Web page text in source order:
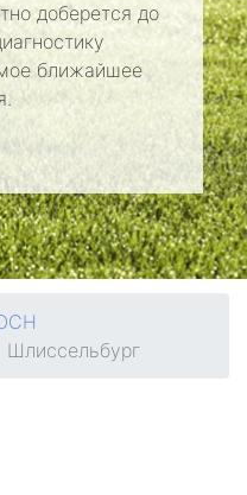
доберется до
ближайшее
Шлиссельбург